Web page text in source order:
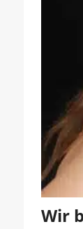
Wir